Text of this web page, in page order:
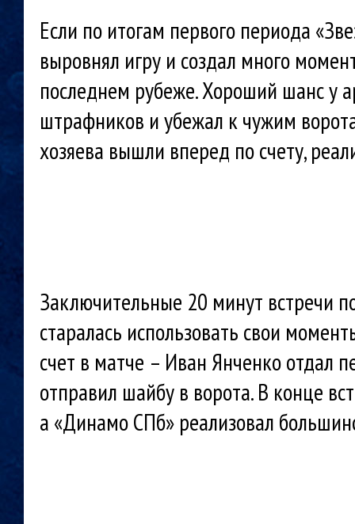
Если по итогам первого периода
выровнял игру и создал много
последнем рубеже. Хороший шанс у
штрафников и убежал к чужим
хозяева вышли вперед по счету,
Заключительные 20 минут встречи
старалась использовать свои
счет в матче – Иван Янченко отдал
отправил шайбу в ворота. В конце
а «Динамо СПб» реализовал